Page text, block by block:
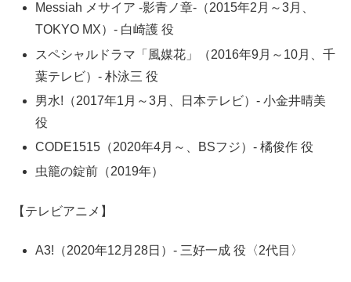
Messiah メサイア -影青ノ章-（2015年2月～3月、
TOKYO MX）- 白崎護 役
スペシャルドラマ「風媒花」（2016年9月～10月、千
葉テレビ）- 朴泳三 役
男水!（2017年1月～3月、日本テレビ）- 小金井晴美
役
CODE1515（2020年4月～、BSフジ）- 橘俊作 役
虫籠の錠前（2019年）
【テレビアニメ】
A3!（2020年12月28日）- 三好一成 役〈2代目〉